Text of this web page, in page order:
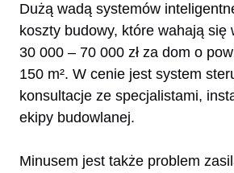
Dużą wadą systemów
koszty budowy, które wahają się
30 000 – 70 000 zł za dom o
150 m². W cenie jest system
konsultacje ze specjalistami,
ekipy budowlanej.
Minusem jest także problem